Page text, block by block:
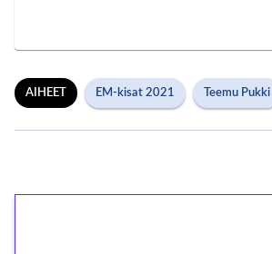
AIHEET EM-kisat 2021 Teemu Pukki